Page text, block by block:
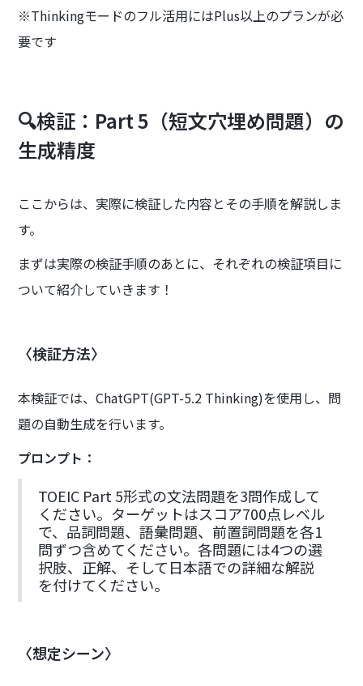
※Thinkingモードのフル活用にはPlus以上のプランが必
要です
🔍検証：Part 5（短文穴埋め問題）の
生成精度
ここからは、実際に検証した内容とその手順を解説しま
す。
まずは実際の検証手順のあとに、それぞれの検証項目に
ついて紹介していきます！
〈検証方法〉
本検証では、ChatGPT(GPT-5.2 Thinking)を使用し、問
題の自動生成を行います。
プロンプト：
TOEIC Part 5形式の文法問題を3問作成して
ください。ターゲットはスコア700点レベル
で、品詞問題、語彙問題、前置詞問題を各1
問ずつ含めてください。各問題には4つの選
択肢、正解、そして日本語での詳細な解説
を付けてください。
〈想定シーン〉